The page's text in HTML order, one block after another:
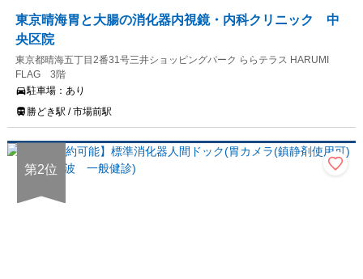
東京晴海胃と大腸の消化器内視鏡・内科クリニック 中
央区院
東京都晴海五丁目2番31号三井ショッピングパーク ららテラス HARUMI
FLAG 3階
駐車場： あり
勝どき駅 / 市場前駅
第2位